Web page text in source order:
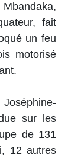
fait
un feu
motorisé
sur les
de 131
12 autres